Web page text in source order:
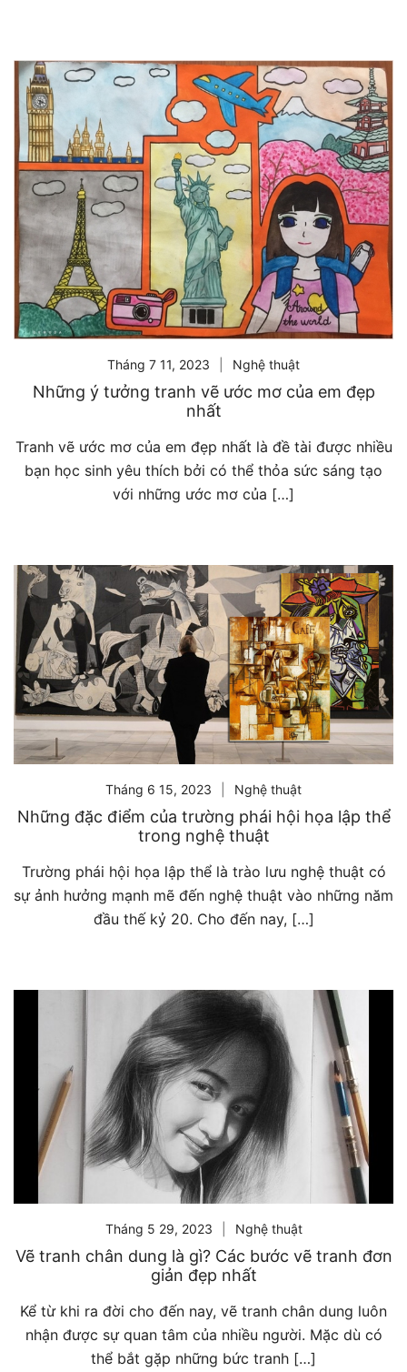
Tháng 7 11, 2023 Nghệ thuật
Những ý tưởng tranh vẽ ước mơ của em đẹp
nhất
Tranh vẽ ước mơ của em đẹp nhất là đề tài được nhiều
bạn học sinh yêu thích bởi có thể thỏa sức sáng tạo
với những ước mơ của […]
Tháng 6 15, 2023 Nghệ thuật
Những đặc điểm của trường phái hội họa lập thể
trong nghệ thuật
Trường phái hội họa lập thể là trào lưu nghệ thuật có
sự ảnh hưởng mạnh mẽ đến nghệ thuật vào những năm
đầu thế kỷ 20. Cho đến nay, […]
Tháng 5 29, 2023 Nghệ thuật
Vẽ tranh chân dung là gì? Các bước vẽ tranh đơn
giản đẹp nhất
Kể từ khi ra đời cho đến nay, vẽ tranh chân dung luôn
nhận được sự quan tâm của nhiều người. Mặc dù có
thể bắt gặp những bức tranh […]